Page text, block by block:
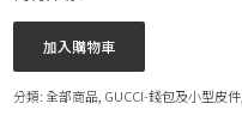
加入購物車
分類:全部商品 GUCCI-錢包及小型皮件